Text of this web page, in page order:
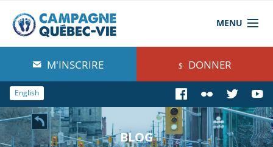
MENU
À propos de nous
Blog
Comprendre
Agir
M'INSCRIRE DONNER
English
BLOG